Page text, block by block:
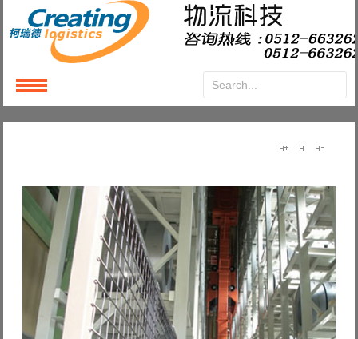
LoginorRegister
Password
Remember Me